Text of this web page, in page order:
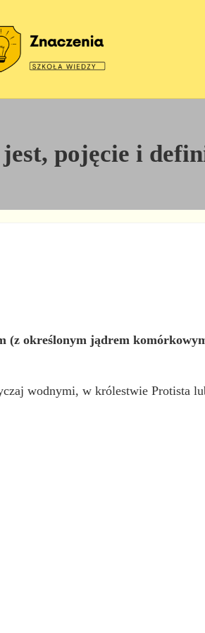
pojęcie i
(z określonym jądrem
wodnymi, w królestwie Protista